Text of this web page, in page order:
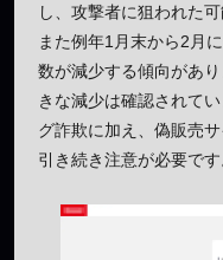
し、攻撃者に狙われた可
また例年1月末から2月
数が減少する傾向があ
きな減少は確認されて
グ詐欺に加え、偽販売
引き続き注意が必要です